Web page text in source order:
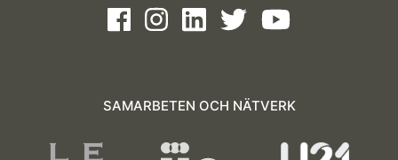
FacebookInstagramLinkedInTwitterYoutube
SAMARBETEN OCH NÄTVERK